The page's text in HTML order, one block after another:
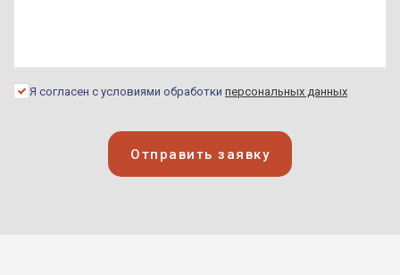
Я согласен с условиями обработки персональных данных
Отправить заявку